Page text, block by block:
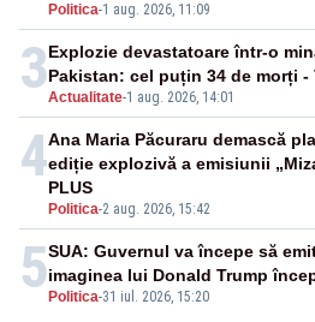
Politica-1 aug. 2026, 11:09
3Actualitate-1 aug. 2026, 14:01
Explozie devastatoare într-o
Pakistan: cel puțin 34 de morți -
4
Politica-2 aug. 2026, 15:42
Ana Maria Păcuraru demască
ediție explozivă a emisiunii
PLUS
5 Politica-31 iul. 2026, 15:20
SUA: Guvernul va începe să
imaginea lui Donald Trump